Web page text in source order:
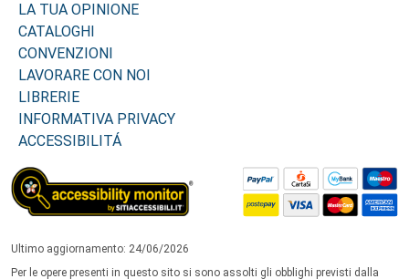
LA TUA OPINIONE
CATALOGHI
CONVENZIONI
LAVORARE CON NOI
LIBRERIE
INFORMATIVA PRIVACY
ACCESSIBILITÁ
Ultimo aggiornamento: 24/06/2026
Per le opere presenti in questo sito si sono assolti gli obblighi previsti dalla